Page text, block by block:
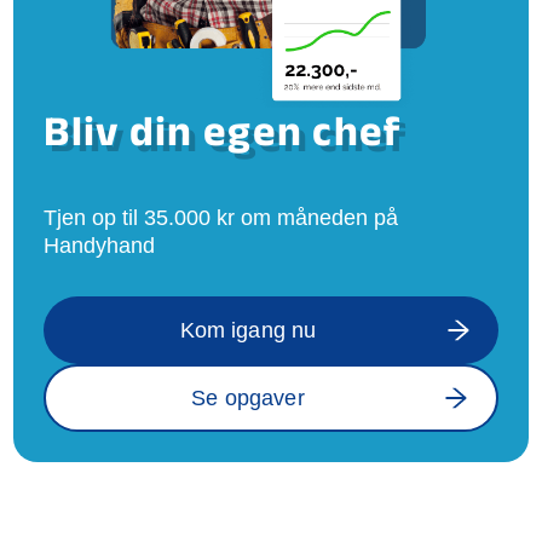
Bliv din egen chef
Tjen op til 35.000 kr om måneden på
Handyhand
Kom igang nu
Se opgaver